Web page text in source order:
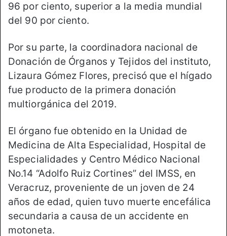
96 por ciento, superior a la media mundial
del 90 por ciento.
Por su parte, la coordinadora nacional de
Donación de Órganos y Tejidos del instituto,
Lizaura Gómez Flores, precisó que el hígado
fue producto de la primera donación
multiorgánica del 2019.
El órgano fue obtenido en la Unidad de
Medicina de Alta Especialidad, Hospital de
Especialidades y Centro Médico Nacional
No.14 “Adolfo Ruiz Cortines” del IMSS, en
Veracruz, proveniente de un joven de 24
años de edad, quien tuvo muerte encefálica
secundaria a causa de un accidente en
motoneta.